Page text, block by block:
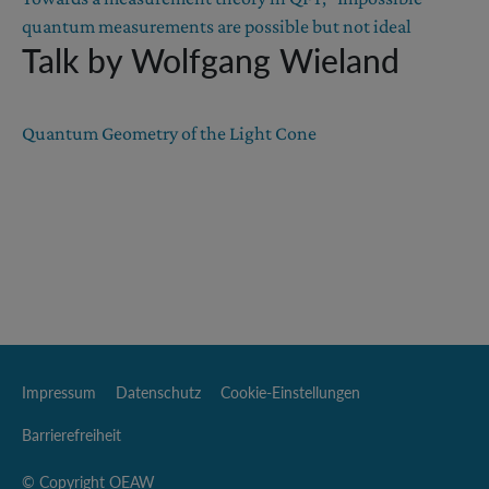
quantum measurements are possible but not ideal
Talk by Wolfgang Wieland
Quantum Geometry of the Light Cone
Impressum Datenschutz Cookie-Einstellungen
Barrierefreiheit
© Copyright OEAW